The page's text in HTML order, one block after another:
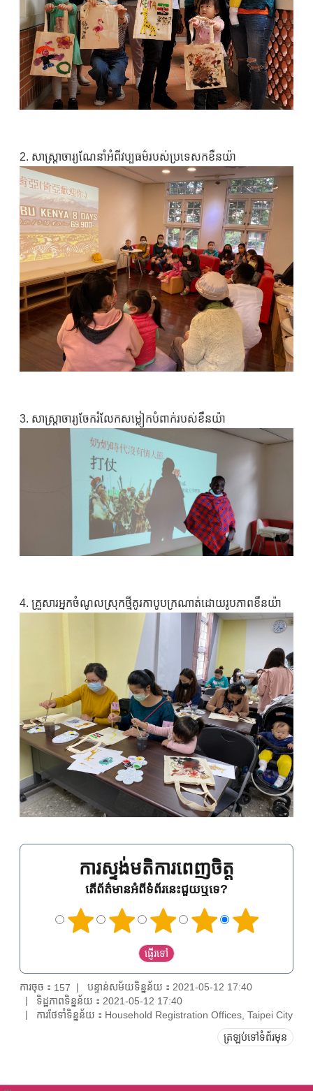
2. សាស្រ្តាចារ្យណែនាំអំពីវប្បធម៌របស់ប្រទេសកខឺនយ៉ា
3. សាស្ត្រាចារ្យចែករំលែកសម្លៀកបំពាក់របស់ខឺនយ៉ា
4. គ្រួសារអ្នកចំណូលស្រុកថ្មីគូរកាបូបក្រណាត់ដោយរូបភាពខឺនយ៉ា
ការស្ទង់មតិការពេញចិត្ត
តើព័ត៌មានអំពីទំព័រនេះជួយឬទេ?
ការចុច： 157
បន្ទាន់សម័យទិន្នន័យ：2021-05-12 17:40
ទិដ្ឋភាពទិន្នន័យ：2021-05-12 17:40
ការថែទាំទិន្នន័យ：Household Registration Offices, Taipei City
ត្រឡប់ទៅទំព័រមុន